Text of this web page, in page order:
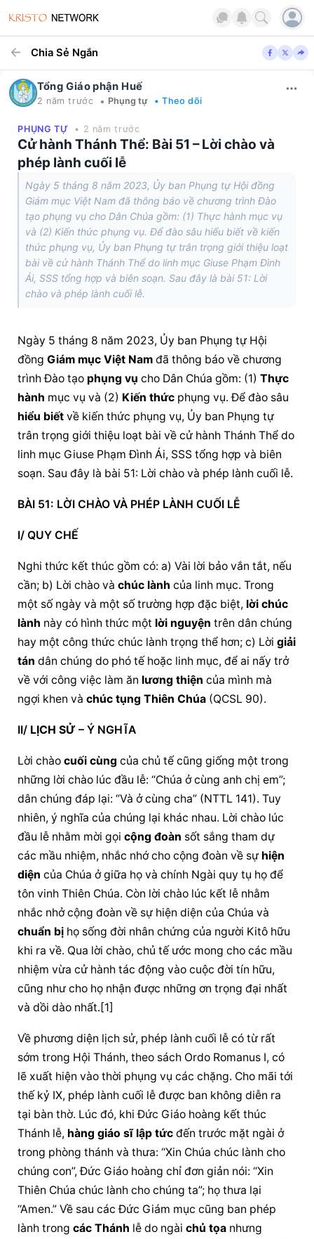
Chia Sẻ Ngắn
Tổng Giáo phận Huế
2 năm trước • Phụng tự • Theo dõi
PHỤNG TỰ • 2 năm trước
Cử hành Thánh Thể: Bài 51 – Lời chào và
phép lành cuối lễ
Ngày 5 tháng 8 năm 2023, Ủy ban Phụng tự Hội đồng
Giám mục Việt Nam đã thông báo về chương trình Đào
tạo phụng vụ cho Dân Chúa gồm: (1) Thực hành mục vụ
và (2) Kiến thức phụng vụ. Để đào sâu hiểu biết về kiến
thức phụng vụ, Ủy ban Phụng tự trân trọng giới thiệu loạt
bài về cử hành Thánh Thể do linh mục Giuse Phạm Đình
Ái, SSS tổng hợp và biên soạn. Sau đây là bài 51: Lời
chào và phép lành cuối lễ.
Ngày 5 tháng 8 năm 2023, Ủy ban Phụng tự Hội
đồng Giám mục Việt Nam đã thông báo về chương
trình Đào tạo phụng vụ cho Dân Chúa gồm: (1) Thực
hành mục vụ và (2) Kiến thức
hiểu biết về kiến thức phụng vụ, Ủy ban Phụng tự
trân trọng giới thiệu loạt bài về cử hành Thánh Thể do
linh mục Giuse Phạm Đình Ái, SSS tổng hợp và biên
soạn. Sau đây là bài 51: Lời chào và phép lành cuối lễ.
BÀI 51: LỜI CHÀO VÀ PHÉP LÀNH CUỐI LỄ
I/ QUY CHẾ
Nghi thức kết thúc gồm có: a) Vài lời bảo vắn tắt, nếu
cần; b) Lời chào và chúc lành của linh mục. Trong
một số ngày và một số trường hợp đặc biệt, lời chúc
lành này có hình thức một lời nguyện trên dân chúng
hay một công thức chúc lành trọng thể hơn; c) Lời giải
tán dân chúng do phó tế hoặc linh mục, để ai nấy trở
về với công việc làm ăn lương thiện của mình mà
ngợi khen và chúc tụng Thiên Chúa (QCSL 90).
II/ LỊCH SỬ – Ý NGHĨA
Lời chào cuối cùng của chủ tế cũng giống một trong
những lời chào lúc đầu lễ: “Chúa ở cùng anh chị em”;
dân chúng đáp lại: “Và ở cùng cha” (NTTL 141). Tuy
nhiên, ý nghĩa của chúng lại khác nhau. Lời chào lúc
đầu lễ nhằm mời gọi cộng đoàn sốt sắng tham dự
các mầu nhiệm, nhắc nhớ cho cộng đoàn về sự hiện
diện của Chúa ở giữa họ và chính Ngài quy tụ họ để
tôn vinh Thiên Chúa. Còn lời chào lúc kết lễ nhằm
nhắc nhở cộng đoàn về sự hiện diện
chuẩn bị họ sống đời nhân chứng của người Kitô hữu
khi ra về. Qua lời chào, chủ tế ước mong cho các mầu
nhiệm vừa cử hành tác động vào cuộc đời tín hữu,
cũng như cho họ nhận được những ơn trọng đại nhất
và dồi dào nhất.[1]
Về phương diện lịch sử, phép lành cuối lễ có từ rất
sớm trong Hội Thánh, theo sách Ordo Romanus I, có
lẽ xuất hiện vào thời phụng vụ các chặng. Cho mãi tới
thế kỷ IX, phép lành cuối lễ được ban không diễn ra
tại bàn thờ. Lúc đó, khi Đức Giáo hoàng kết thúc
Thánh lễ, hàng giáo sĩ lập tức đến trước mặt ngài ở
trong phòng thánh và thưa: “Xin Chúa chúc lành cho
Thiên Chúa chúc lành cho chúng ta”; họ thưa lại
“Amen.” Về sau các Đức Giám mục cũng ban phép
lành trong các Thánh lễ do ngài chủ tọa nhưng